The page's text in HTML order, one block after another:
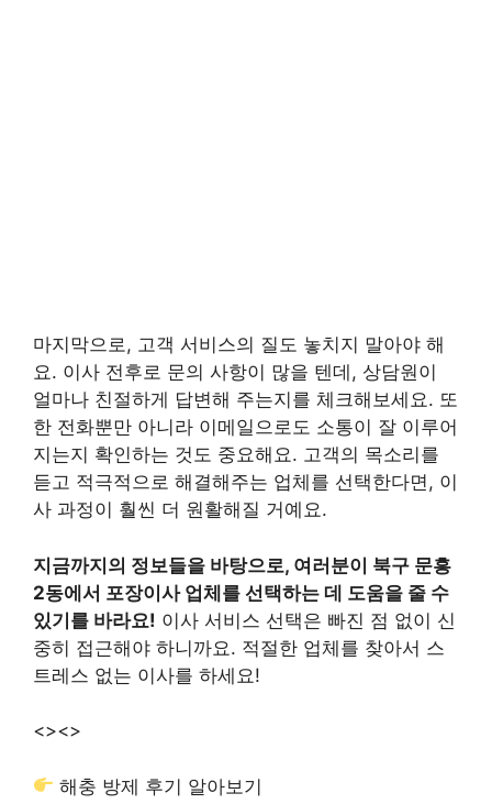
마지막으로, 고객 서비스의 질도 놓치지 말아야 해
요. 이사 전후로 문의 사항이 많을 텐데, 상담원이
얼마나 친절하게 답변해 주는지를 체크해보세요. 또
한 전화뿐만 아니라 이메일으로도 소통이 잘 이루어
지는지 확인하는 것도 중요해요. 고객의 목소리를
듣고 적극적으로 해결해주는 업체를 선택한다면, 이
사 과정이 훨씬 더 원활해질 거예요.
지금까지의 정보들을 바탕으로, 여러분이 북구 문흥
2동에서 포장이사 업체를 선택하는 데 도움을 줄 수
있기를 바라요! 이사 서비스 선택은 빠진 점 없이 신
중히 접근해야 하니까요. 적절한 업체를 찾아서 스
트레스 없는 이사를 하세요!
<><>
해충 방제 후기 알아보기